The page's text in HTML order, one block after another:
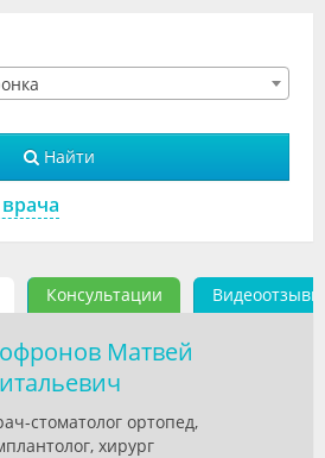
Найти
Консультации Видеоотзывы
Матвей
стоматолог ортопед,
хирург